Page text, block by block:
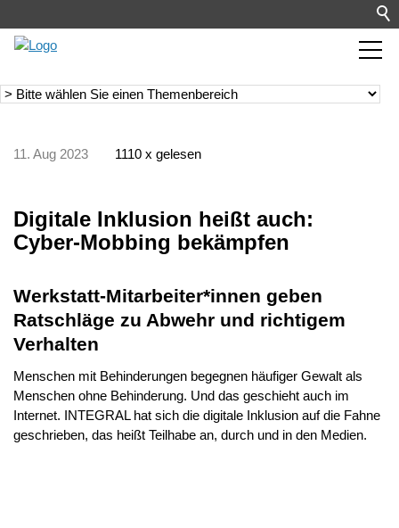
11. Aug 2023 1110 x gelesen
Digitale Inklusion heißt auch:
Cyber-Mobbing bekämpfen
Werkstatt-Mitarbeiter*innen geben
Ratschläge zu Abwehr und richtigem
Verhalten
Menschen mit Behinderungen begegnen häufiger Gewalt als
Menschen ohne Behinderung. Und das geschieht auch im
Internet. INTEGRAL hat sich die digitale Inklusion auf die Fahne
geschrieben, das heißt Teilhabe an, durch und in den Medien.